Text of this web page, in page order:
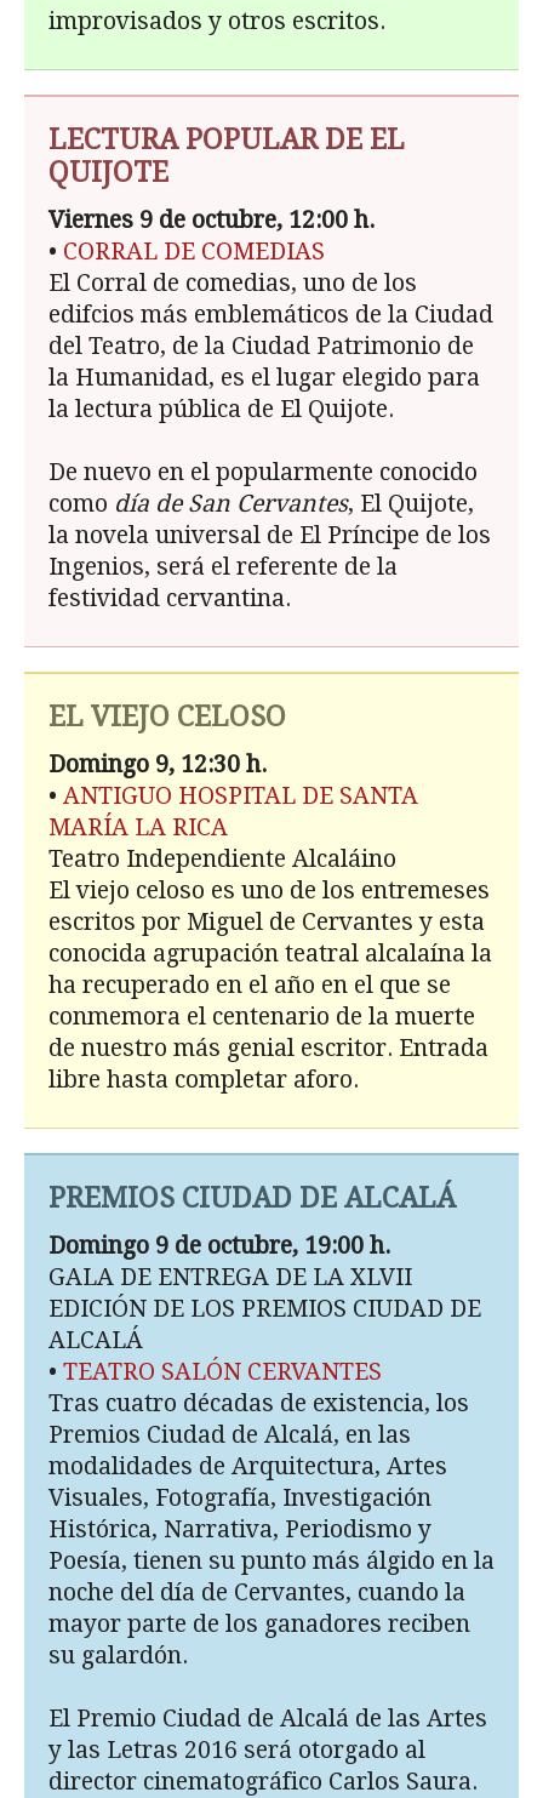
improvisados y otros escritos.
LECTURA POPULAR DE EL
QUIJOTE
Viernes 9 de octubre, 12:00 h.
• CORRAL DE COMEDIAS
El Corral de comedias, uno de los
edifcios más emblemáticos de la Ciudad
del Teatro, de la Ciudad Patrimonio de
la Humanidad, es el lugar elegido para
la lectura pública de El Quijote.
De nuevo en el popularmente conocido
como día de San Cervantes, El Quijote,
la novela universal de El Príncipe de los
Ingenios, será el referente de la
festividad cervantina.
EL VIEJO CELOSO
Domingo 9, 12:30 h.
• ANTIGUO HOSPITAL DE SANTA
MARÍA LA RICA
Teatro Independiente Alcaláino
El viejo celoso es uno de los entremeses
escritos por Miguel de Cervantes y esta
conocida agrupación teatral alcalaína la
ha recuperado en el año en el que se
conmemora el centenario de la muerte
de nuestro más genial escritor. Entrada
libre hasta completar aforo.
PREMIOS CIUDAD DE ALCALÁ
Domingo 9 de octubre, 19:00 h.
GALA DE ENTREGA DE LA XLVII
EDICIÓN DE LOS PREMIOS CIUDAD DE
ALCALÁ
• TEATRO SALÓN CERVANTES
Tras cuatro décadas de existencia, los
Premios Ciudad de Alcalá, en las
modalidades de Arquitectura, Artes
Visuales, Fotografía, Investigación
Histórica, Narrativa, Periodismo y
Poesía, tienen su punto más álgido en la
noche del día de Cervantes, cuando la
mayor parte de los ganadores reciben
su galardón.
El Premio Ciudad de Alcalá de las Artes
y las Letras 2016 será otorgado al
director cinematográfico Carlos Saura.